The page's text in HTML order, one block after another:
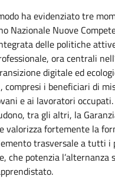
ha evidenziato tre
Nazionale Nuove
delle politiche
ora centrali
digitale ed
compresi i beneficiari di
e ai lavoratori
tra gli altri, la
valorizza fortemente la
trasversale a tutti i
che potenzia l’alternanza